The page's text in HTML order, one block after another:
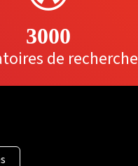
3000
de recherche